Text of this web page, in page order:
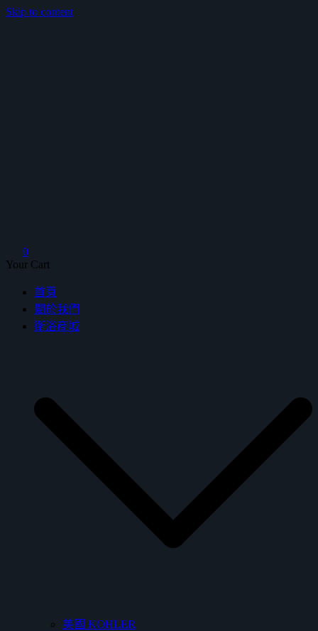
Skip to content
0
Your Cart
首頁
關於我們
衛浴商城
美國 KOHLER